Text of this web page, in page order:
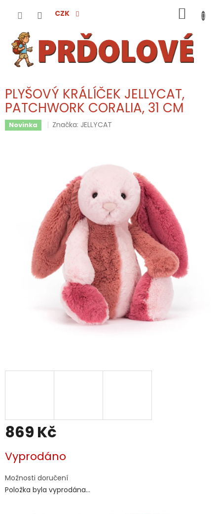
CZK
KOŠÍK
PLYŠOVÝ KRÁLÍČEK JELLYCAT,
PATCHWORK CORALIA, 31 CM
Novinka Značka: JELLYCAT
869 Kč
cena:
Vyprodáno
Možnosti doručení
Položka byla vyprodána…